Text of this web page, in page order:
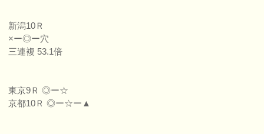
新潟10Ｒ
×ー◎ー穴
三連複 53.1倍
東京9Ｒ ◎ー☆
京都10Ｒ ◎ー☆ー▲